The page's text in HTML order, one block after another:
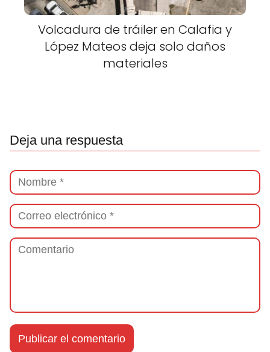
Volcadura de tráiler en Calafia y
López Mateos deja solo daños
materiales
Deja una respuesta